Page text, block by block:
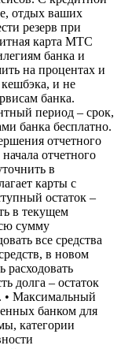
отдых ваших
резерв при
карта МТС
банка и
на процентах и
кешбэка, и не
банка.
период – срок,
банка бесплатно.
отчетного
отчетного
в
карты с
остаток –
в текущем
сумму
все средства
в новом
расходовать
долга – остаток
• Максимальный
банком для
категории